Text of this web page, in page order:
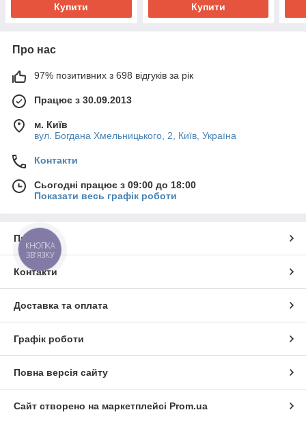
Купити Купити
Про нас
97% позитивних з 698 відгуків за рік
Працює з 30.09.2013
м. Київ
вул. Богдана Хмельницького, 2, Київ, Україна
Контакти
Сьогодні працює з 09:00 до 18:00
Показати весь графік роботи
Про нас
Контакти
Доставка та оплата
Графік роботи
Повна версія сайту
Сайт створено на маркетплейсі Prom.ua
КНОПКА
ЗВ'ЯЗКУ